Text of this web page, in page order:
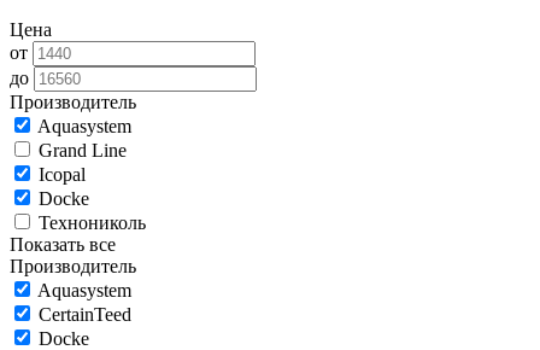
Цена
от
до
Производитель
Aquasystem
Grand Line
Icopal
Docke
Технониколь
Показать все
Производитель
Aquasystem
CertainTeed
Docke